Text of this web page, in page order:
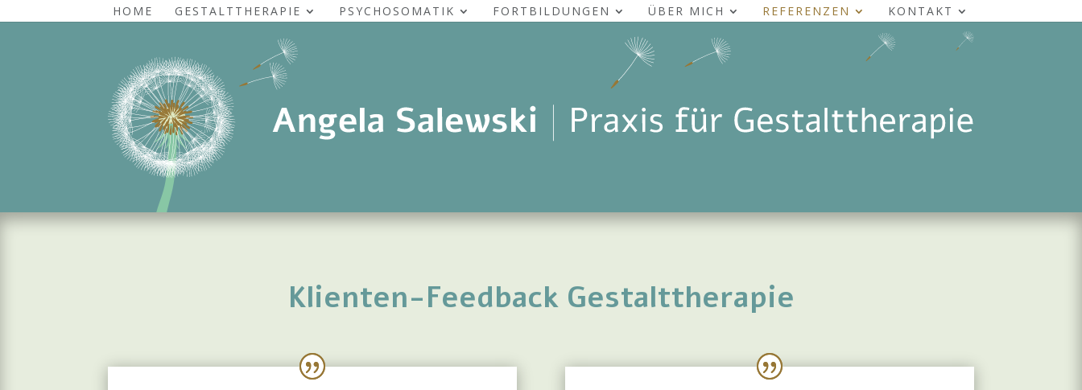
HOME GESTALTTHERAPIE PSYCHOSOMATIK FORTBILDUNGEN ÜBER MICH REFERENZEN KONTAKT
Klienten-Feedback Gestalttherapie